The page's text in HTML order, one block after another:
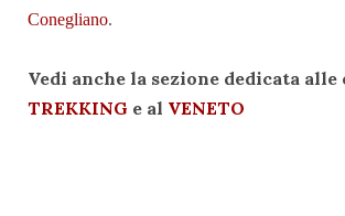
Conegliano.
Vedi anche la sezione dedicata
TREKKING e al VENETO